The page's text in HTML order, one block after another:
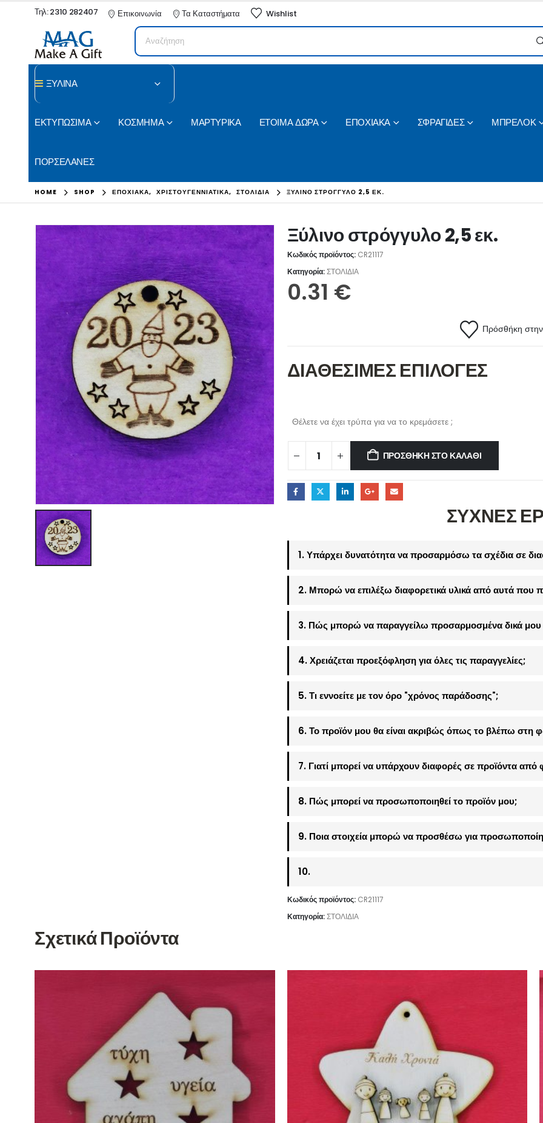
Τηλ: 2310 282407 Επικοινωνία Τα Καταστήματα Wishlist
ΞΥΛΙΝΑ
ΕΚΤΥΠΩΣΙΜΑ ΚΟΣΜΗΜΑ ΜΑΡΤΥΡΙΚΑ ΕΤΟΙΜΑ ΔΩΡΑ ΕΠΟΧΙΑΚΑ ΣΦΡΑΓΙΔΕΣ ΜΠΡΕΛΟΚ
ΠΟΡΣΕΛΑΝΕΣ
HOME SHOP ΕΠΟΧΙΑΚΑ, ΧΡΙΣΤΟΥΓΕΝΝΙΑΤΙΚΑ, ΣΤΟΛΙΔΙΑ ΞΎΛΙΝΟ ΣΤΡΌΓΓΥΛΟ 2,5 ΕΚ.
Ξύλινο στρόγγυλο 2,5 εκ.
Κωδικός προϊόντος: CR21117
Κατηγορία:ΣΤΟΛΙΔΙΑ
0.31 €
Πρόσθήκη στην
ΔΙΑΘΕΣΙΜΕΣ ΕΠΙΛΟΓΕΣ
Θέλετε να έχει τρύπα για να το κρεμάσετε ;
ΠΡΟΣΘΉΚΗ ΣΤΟ ΚΑΛΆΘΙ
ΣΥΧΝΕΣ
1. Υπάρχει δυνατότητα να προσαρμόσω τα σχέδια σε
2. Μπορώ να επιλέξω διαφορετικά υλικά από αυτά που
3. Πώς μπορώ να παραγγείλω προσαρμοσμένα δικά μου
4. Χρειάζεται προεξόφληση για όλες τις παραγγελίες;
5. Τι εννοείτε με τον όρο "χρόνος παράδοσης";
6. Το προϊόν μου θα είναι ακριβώς όπως το βλέπω στη
7. Γιατί μπορεί να υπάρχουν διαφορές σε προϊόντα από
8. Πώς μπορεί να προσωποποιηθεί το προϊόν μου;
9. Ποια στοιχεία μπορώ να προσθέσω για
10.
Κωδικός προϊόντος: CR21117
Κατηγορία:ΣΤΟΛΙΔΙΑ
Σχετικά Προϊόντα